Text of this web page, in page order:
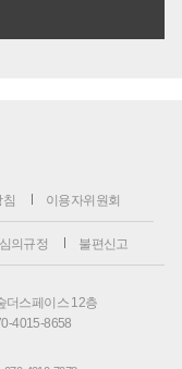
이용자위원회
의규정 불편신고
더스페이스 12층
4015-8658